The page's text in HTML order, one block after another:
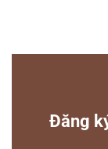
Đăng